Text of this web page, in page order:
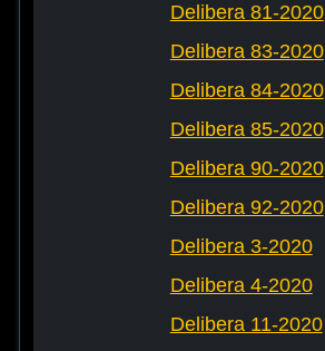
Delibera 81-2020
Delibera 83-2020
Delibera 84-2020
Delibera 85-2020
Delibera 90-2020
Delibera 92-2020
Delibera 3-2020
Delibera 4-2020
Delibera 11-2020